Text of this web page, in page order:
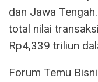
dan Jawa
total nilai
Rp4,339 triliun
Forum Temu